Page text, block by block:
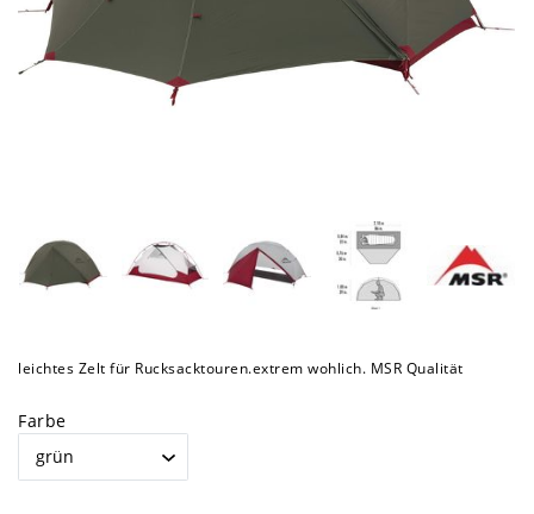
leichtes Zelt für Rucksacktouren.extrem wohlich. MSR Qualität
Farbe